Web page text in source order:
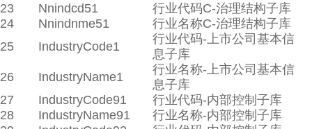
23
Nnindcd51
行业代码C-治理结构子库
24
Nnindnme51
行业名称C-治理结构子库
25
IndustryCode1
行业代码-上市公司基本信
息子库
26
IndustryName1
行业名称-上市公司基本信
息子库
27
IndustryCode91
行业代码-内部控制子库
28
IndustryName91
行业名称-内部控制子库